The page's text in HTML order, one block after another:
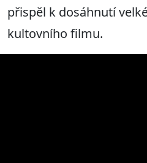
přispěl k dosáhnutí
kultovního filmu.